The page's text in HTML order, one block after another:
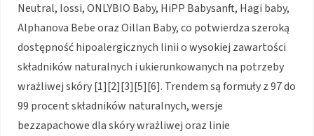
Neutral, Iossi, ONLYBIO Baby, HiPP Babysanft, Hagi baby,
Alphanova Bebe oraz Oillan Baby, co potwierdza szeroką
dostępność hipoalergicznych linii o wysokiej zawartości
składników naturalnych i ukierunkowanych na potrzeby
wrażliwej skóry [1][2][3][5][6]. Trendem są formuły z 97 do
99 procent składników naturalnych, wersje
bezzapachowe dla skóry wrażliwej oraz linie